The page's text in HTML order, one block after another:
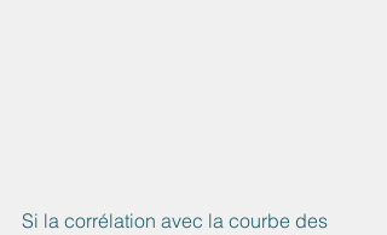
Si la corrélation avec la courbe des